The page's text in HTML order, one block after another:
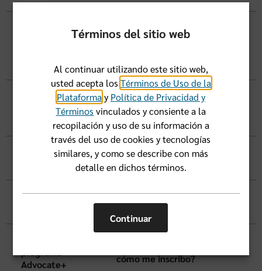
Fui a una farmacia participante de Florida Blue
pero dejé mi tarjeta de identificación en casa.
recetada. ¿Qué debo hacer?
Dejé mi tarjeta de identificación en casa y
pagué el precio completo por mis medicinas.
¿Cómo puedo recibir un reembolso?
¿Cómo obtengo una lista de medicinas
preferidas (información del formulario)?
¿Dónde debo obtener mis suministros para la
Advocate+
cómo me inscribo?
Términos del sitio web
Al continuar utilizando este sitio web,
usted acepta los Términos de Uso de la
Plataformay Política de Privacidad y
Términos vinculados y consiente a la
recopilación y uso de su información a
través del uso de cookies y tecnologías
similares, y como se describe con más
detalle en dichos términos.
Continuar